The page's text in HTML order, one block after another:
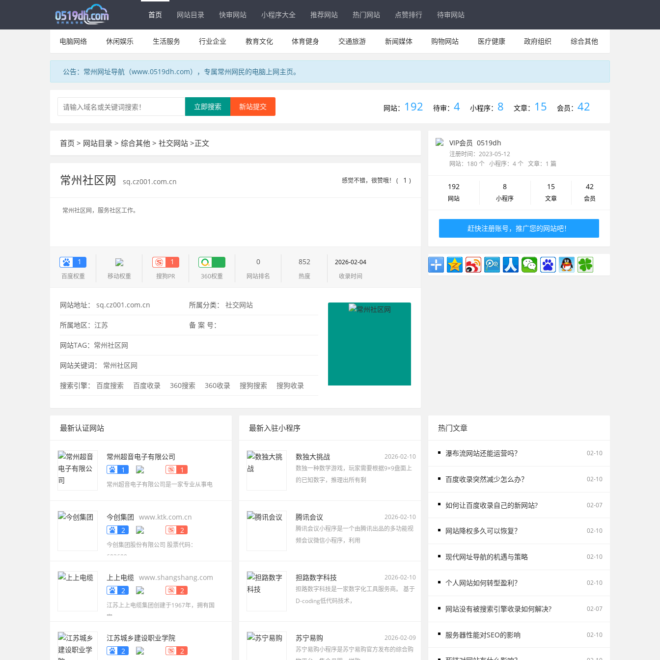
首页 网站目录 快审网站 小程序大全 推荐网站 热门网站 点赞排行 待审网站
电脑网络 休闲娱乐 生活服务 行业企业 教育文化 体育健身 交通旅游 新闻媒体 购物网站 医疗健康 政府组织 综合其他
公告：常州网址导航（www.0519dh.com），专属常州网民的电脑上网主页。
新站提交
立即搜索 网站： 192 待审： 4 小程序： 8 文章： 15 会员： 42
首页 > 网站目录 > 综合其他 > 社交网站 >正文
常州社区网 sq.cz001.com.cn 感觉不错，很赞哦！ ( 1 )
常州社区网，服务社区工作。
1
百度权重 移动权重
1
搜狗PR 360权重
0
网站排名
852
热度
2026-02-04
收录时间
网站地址： sq.cz001.com.cn 所属分类：社交网站
所属地区： 江苏 备 案 号：
网站TAG： 常州社区网
网站关键词： 常州社区网
搜索引擎： 百度搜索 百度收录 360搜索 360收录 搜狗搜索 搜狗收录
VIP会员 0519dh
注册时间：2023-05-12
网站：180 个 小程序：4 个 文章：1 篇
192
网站
8
小程序
15
文章
42
会员
赶快注册账号，推广您的网站吧！
最新认证网站
常州超音电子有限公司
www.smdbuzzer.net
1 1
常州超音电子有限公司是一家专业从事电
今创集团 www.ktk.com.cn
2
2
今创集团股份有限公司 股票代码：
603680，
上上电缆 www.shangshang.com
2
2
江苏上上电缆集团创建于1967年，拥有国
家
江苏城乡建设职业学院
www.jscc.edu.cn
2 2
最新入驻小程序
数独大挑战
2026-02-10
数独一种数学游戏，玩家需要根据9×9盘面上
的已知数字，推理出所有剩
腾讯会议
2026-02-10
腾讯会议小程序是一个由腾讯出品的多功能视
频会议微信小程序，利用
担路数字科技
2026-02-10
担路数字科技是一家数字化工具服务商。 基于
D-coding低代码技术，
苏宁易购
2026-02-09
苏宁易购小程序是苏宁易购官方发布的综合购
热门文章
瀑布流网站还能运营吗？ 02-10
百度收录突然减少怎么办？ 02-10
如何让百度收录自己的新网站? 02-07
网站降权多久可以恢复？ 02-10
现代网址导航的机遇与策略 02-10
个人网站如何转型盈利？ 02-10
网站没有被搜索引擎收录如何解决? 02-07
服务器性能对SEO的影响 02-10